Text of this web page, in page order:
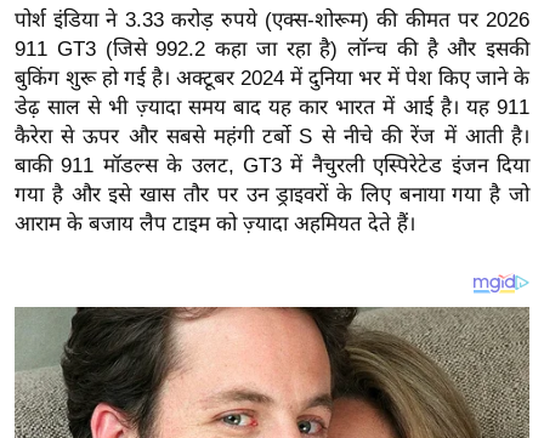
शे
ष
ज्ञ
रा
य
ब
ज
के
ट
पोर्श इंडिया ने 3.33 करोड़ रुपये (एक्स-शोरूम) की कीमत पर 2026
911 GT3 (जिसे 992.2 कहा जा रहा है) लॉन्च की है और इसकी
बुकिंग शुरू हो गई है। अक्टूबर 2024 में दुनिया भर में पेश किए जाने के
डेढ़ साल से भी ज़्यादा समय बाद यह कार भारत में आई है। यह 911
कैरेरा से ऊपर और सबसे महंगी टर्बो S से नीचे की रेंज में आती है।
बाकी 911 मॉडल्स के उलट, GT3 में नैचुरली एस्पिरेटेड इंजन दिया
गया है और इसे खास तौर पर उन ड्राइवरों के लिए बनाया गया है जो
आराम के बजाय लैप टाइम को ज़्यादा अहमियत देते हैं।